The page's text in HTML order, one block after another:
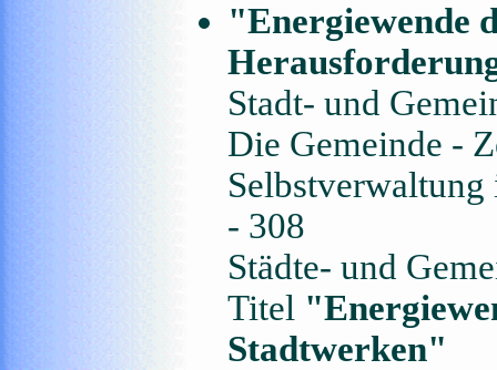
"Energiewende
Stadt- und
Die Gemeinde -
- 308
Städte- und
Titel
Stadtwerken"